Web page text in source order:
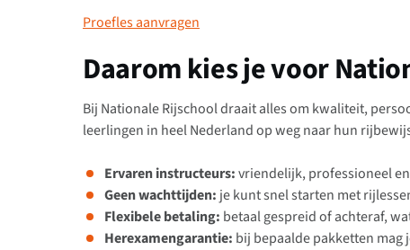
Proefles aanvragen
Daarom kies je voor
Bij Nationale Rijschool draait alles om kwaliteit,
leerlingen in heel Nederland op weg naar hun
Ervaren instructeurs:vriendelijk, professioneel
Geen wachttijden: je kunt snel starten met
Flexibele betaling: betaal gespreid of achteraf,
Herexamengarantie: bij bepaalde pakketten mag